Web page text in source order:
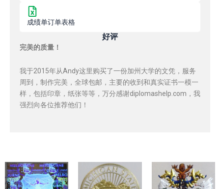
成绩单订单表格
好评
完美的质量！
我于2015年从Andy这里购买了一份加州大学的文凭，服务
周到，制作完美，全球包邮，主要的收到和真实证书一模一
样，包括印章，纸张等等，万分感谢diplomashelp.com，我
强烈向各位推荐他们！